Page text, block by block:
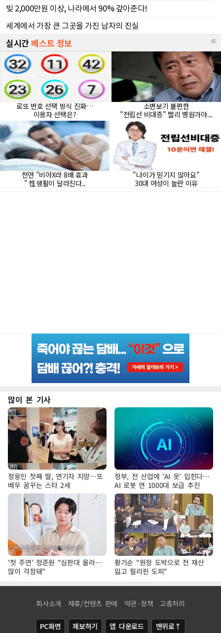
많이 본 기사
정웅인 첫째 딸, 연기자 지망…또
배우 꿈꾸는 스타 2세
정부, 전 산업에 'AI 옷' 입힌다…
AI 로봇 연 1000대 보급 추진
'첫 주연' 정준원 "심판대 올라…
많이 걱정돼"
황기순 "원정 도박으로 전 재산
잃고 필리핀 도피"
회사소개 제휴/컨텐츠 판매 약관·정책 고충처리
PC화면 제보하기 앱 다운로드 맨위로↑